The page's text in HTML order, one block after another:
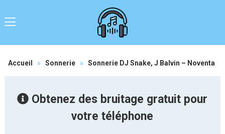
Accueil » Sonnerie » Sonnerie DJ Snake, J Balvin – Noventa
Obtenez des bruitage gratuit pour
votre téléphone